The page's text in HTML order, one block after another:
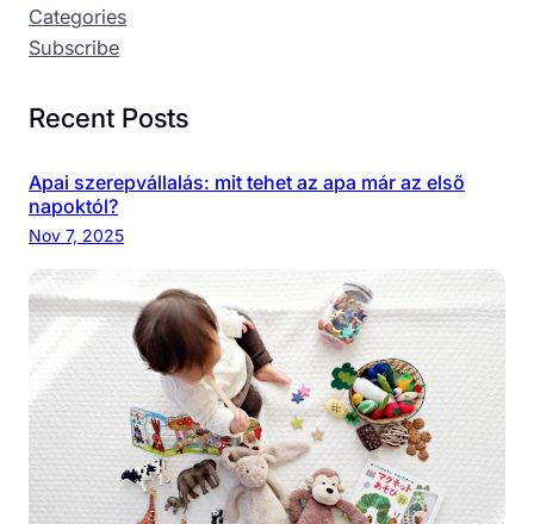
Categories
Subscribe
Recent Posts
Apai szerepvállalás: mit tehet az apa már az első
napoktól?
Nov 7, 2025